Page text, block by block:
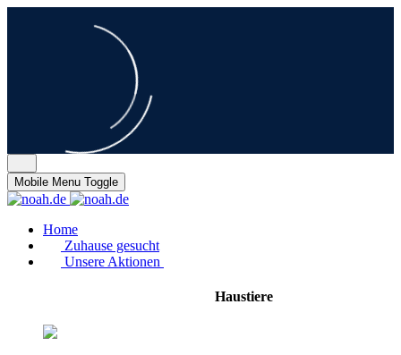
Mobile Menu Toggle
Home
Zuhause gesucht
Unsere Aktionen
Haustiere